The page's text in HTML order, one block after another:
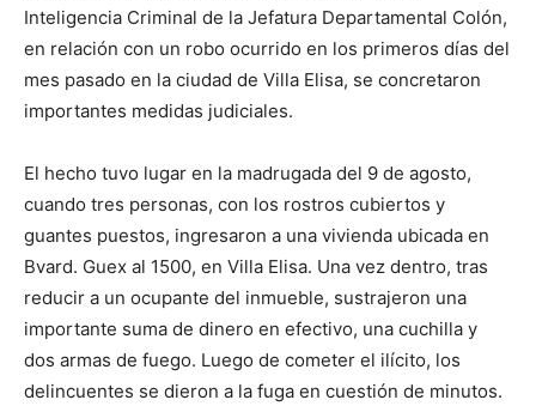
Inteligencia Criminal de la Jefatura Departamental Colón,
en relación con un robo ocurrido en los primeros días del
mes pasado en la ciudad de Villa Elisa, se concretaron
importantes medidas judiciales.
El hecho tuvo lugar en la madrugada del 9 de agosto,
cuando tres personas, con los rostros cubiertos y
guantes puestos, ingresaron a una vivienda ubicada en
Bvard. Guex al 1500, en Villa Elisa. Una vez dentro, tras
reducir a un ocupante del inmueble, sustrajeron una
importante suma de dinero en efectivo, una cuchilla y
dos armas de fuego. Luego de cometer el ilícito, los
delincuentes se dieron a la fuga en cuestión de minutos.